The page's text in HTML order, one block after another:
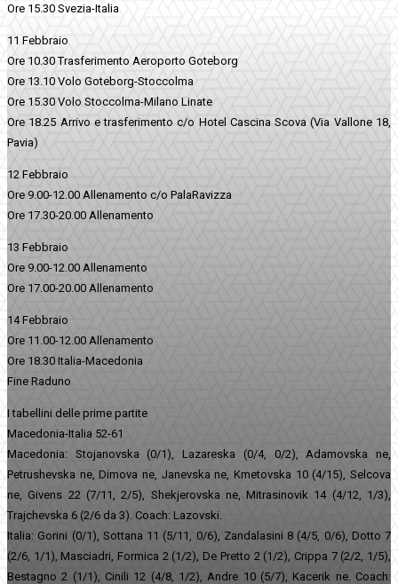
Ore 15.30 Svezia-Italia
11 Febbraio
Ore 10.30 Trasferimento Aeroporto Goteborg
Ore 13.10 Volo Goteborg-Stoccolma
Ore 15.30 Volo Stoccolma-Milano Linate
Ore 18.25 Arrivo e trasferimento c/o Hotel Cascina Scova (Via Vallone 18,
Pavia)
12 Febbraio
Ore 9.00-12.00 Allenamento c/o PalaRavizza
Ore 17.30-20.00 Allenamento
13 Febbraio
Ore 9.00-12.00 Allenamento
Ore 17.00-20.00 Allenamento
14 Febbraio
Ore 11.00-12.00 Allenamento
Ore 18.30 Italia-Macedonia
Fine Raduno
I tabellini delle prime partite
Macedonia-Italia 52-61
Macedonia: Stojanovska (0/1), Lazareska (0/4, 0/2), Adamovska ne,
Petrushevska ne, Dimova ne, Janevska ne, Kmetovska 10 (4/15), Selcova
ne, Givens 22 (7/11, 2/5), Shekjerovska ne, Mitrasinovik 14 (4/12, 1/3),
Trajchevska 6 (2/6 da 3). Coach: Lazovski.
Italia: Gorini (0/1), Sottana 11 (5/11, 0/6), Zandalasini 8 (4/5, 0/6), Dotto 7
(2/6, 1/1), Masciadri, Formica 2 (1/2), De Pretto 2 (1/2), Crippa 7 (2/2, 1/5),
Bestagno 2 (1/1), Cinili 12 (4/8, 1/2), Andre 10 (5/7), Kacerik ne. Coach: